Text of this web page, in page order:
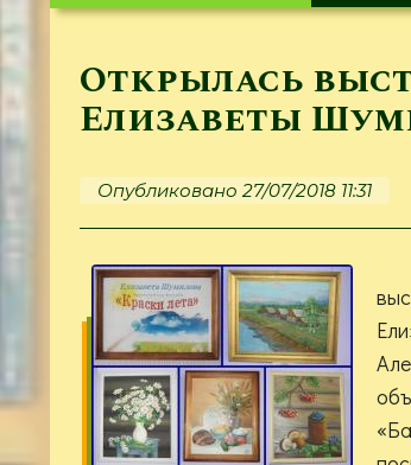
Открылась
Елизаветы
Опубликовано 27/07/2018 11:31